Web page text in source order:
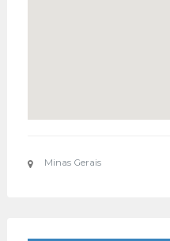
Minas Gerais